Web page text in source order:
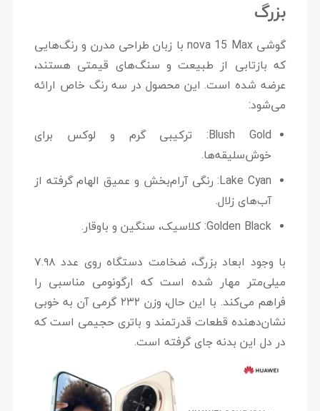
بزرگ
گوشی nova 15 Maxبا زبان طراحی مدرن و رنگ‌هایی
که بازتابی از طبیعت و سنگ‌های قیمتی هستند،
عرضه شده است. این محصول در سه رنگ خاص ارائه
می‌شود:
Blush Gold:ترکیبی گرم و لوکس برای
خوش‌سلیقه‌ها.
Lake Cyan:رنگی آرام‌بخش و عمیق الهام گرفته از
آب‌های زلال.
Golden Black:کلاسیک، سنگین و باوقار.
با وجود ابعاد بزرگ، ضخامت دستگاه روی عدد ۷.۹۸
میلی‌متر
مهار شده است که ارگونومی مناسبی را
فراهم می‌کند. با این حال، وزن ۲۳۲ گرمی
آن به خوبی
نشان‌دهنده قطعات قدرتمند و باتری حجیمی است که
در دل این بدنه جای گرفته است.